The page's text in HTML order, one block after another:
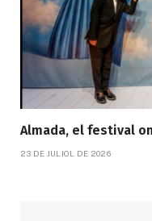
Almada, el festival
23 DE JULIOL DE 2026